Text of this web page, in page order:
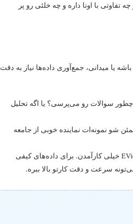
با اونا داره و چه خلئی رو پر
یا میدانی، جمع‌آوری داده‌ها نیاز به دقت
سوالات رو می‌پرسی؟ یا اگه تحلیل
شو نمونه‌ات نماینده خوبی از جامعه
برای داده‌های کمی، نرم‌افزارهایی مثل SPSS، R، Stata یا EViews خیلی کارآمدن. برای داده‌های کیفی